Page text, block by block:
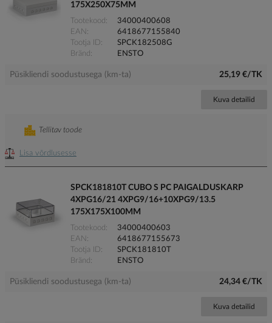
175X250X75MM
Tootekood
34000400608
EAN
6418677155840
Tootja ID
SPCK182508G
Bränd
ENSTO
Püsikliendi soodustusega (km-ta) 25,19 €/TK
Kuva detailid
Lisa võrdlusesse
Tellitav toode
SPCK181810T CUBO S PC PAIGALDUSKARP
4XPG16/21 4XPG9/16+10XPG9/13.5
175X175X100MM
Tootekood
34000400603
EAN
6418677155673
Tootja ID
SPCK181810T
Bränd
ENSTO
Püsikliendi soodustusega (km-ta) 24,34 €/TK
Kuva detailid